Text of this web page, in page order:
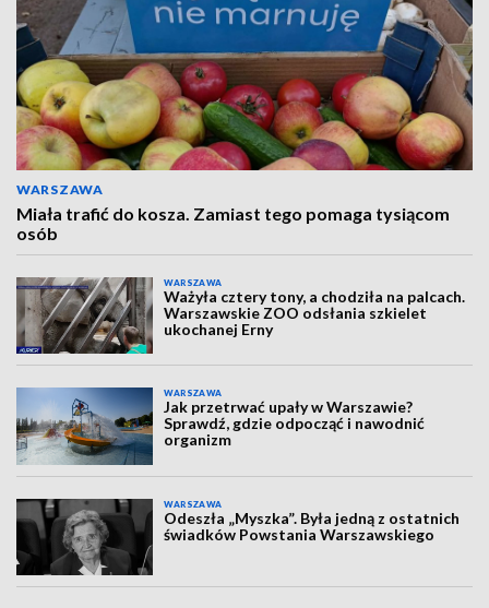
WARSZAWA
Miała trafić do kosza. Zamiast tego pomaga tysiącom
osób
WARSZAWA
Ważyła cztery tony, a chodziła na palcach.
Warszawskie ZOO odsłania szkielet
ukochanej Erny
WARSZAWA
Jak przetrwać upały w Warszawie?
Sprawdź, gdzie odpocząć i nawodnić
organizm
WARSZAWA
Odeszła „Myszka”. Była jedną z ostatnich
świadków Powstania Warszawskiego